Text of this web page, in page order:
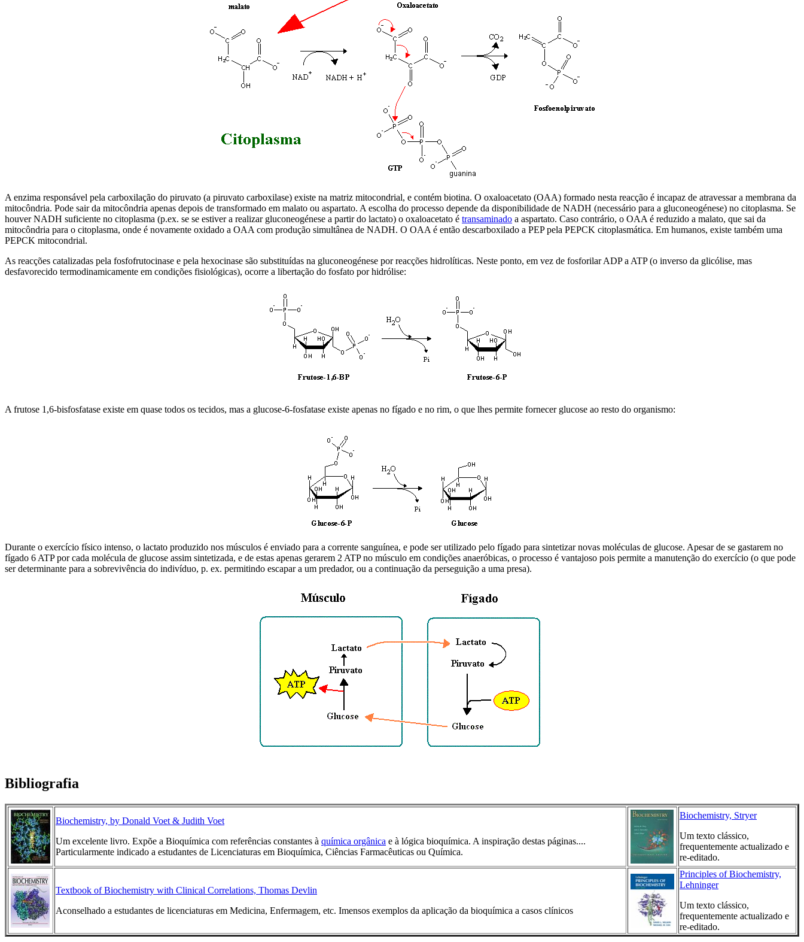
A enzima responsável pela carboxilação do piruvato (a piruvato carboxilase) existe na matriz mitocondrial, e contém biotina. O oxaloacetato (OAA) formado nesta reacção é incapaz de atravessar a membrana da
mitocôndria. Pode sair da mitocôndria apenas depois de transformado em malato ou aspartato. A escolha do processo depende da disponibilidade de NADH (necessário para a gluconeogénese) no citoplasma. Se
houver NADH suficiente no citoplasma (p.ex. se se estiver a realizar gluconeogénese a partir do lactato) o oxaloacetato é transaminado a aspartato. Caso contrário, o OAA é reduzido a malato, que sai da
mitocôndria para o citoplasma, onde é novamente oxidado a OAA com produção simultânea de NADH. O OAA é então descarboxilado a PEP pela PEPCK citoplasmática. Em humanos, existe também uma
PEPCK mitocondrial.
As reacções catalizadas pela fosfofrutocinase e pela hexocinase são substituídas na gluconeogénese por reacções hidrolíticas. Neste ponto, em vez de fosforilar ADP a ATP (o inverso da glicólise, mas
desfavorecido termodinamicamente em condições fisiológicas), ocorre a libertação do fosfato por hidrólise:
A frutose 1,6-bisfosfatase existe em quase todos os tecidos, mas a glucose-6-fosfatase existe apenas no fígado e no rim, o que lhes permite fornecer glucose ao resto do organismo:
Durante o exercício físico intenso, o lactato produzido nos músculos é enviado para a corrente sanguínea, e pode ser utilizado pelo fígado para sintetizar novas moléculas de glucose. Apesar de se gastarem no
fígado 6 ATP por cada molécula de glucose assim sintetizada, e de estas apenas gerarem 2 ATP no músculo em condições anaeróbicas, o processo é vantajoso pois permite a manutenção do exercício (o que pode
ser determinante para a sobrevivência do indivíduo, p. ex. permitindo escapar a um predador, ou a continuação da perseguição a uma presa).
Bibliografia
Biochemistry, by Donald Voet & Judith Voet
Um excelente livro. Expõe a Bioquímica com referências constantes à química orgânica e à lógica bioquímica. A inspiração destas páginas....
Particularmente indicado a estudantes de Licenciaturas em Bioquímica, Ciências Farmacêuticas ou Química.
Biochemistry, Stryer
Um texto clássico,
frequentemente actualizado e
re-editado.
Textbook of Biochemistry with Clinical Correlations, Thomas Devlin
Aconselhado a estudantes de licenciaturas em Medicina, Enfermagem, etc. Imensos exemplos da aplicação da bioquímica a casos clínicos
Principles of Biochemistry,
Lehninger
Um texto clássico,
frequentemente actualizado e
re-editado.